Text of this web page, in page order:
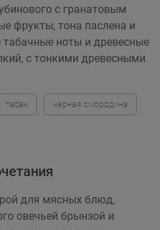
с гранатовым
фрукты, тона паслена и
ноты и древесные
с тонкими древесными
табак черная смородина
для мясных блюд,
овечьей брынзой и